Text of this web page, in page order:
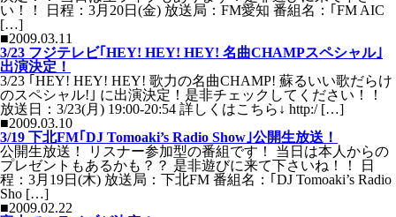
い！！ 日程：3月20日(金) 放送局：FM愛知 番組名：｢FM AIC
[…]
■2009.03.11
3/23 フジテレビ｢HEY! HEY! HEY! 名曲CHAMPスペシャル｣
出演決定！
3/23 ｢HEY! HEY! HEY! 歌力の名曲CHAMP! 蘇るいい歌だらけ
のスペシャル!｣ に出演決定！是非チェックしてください！！
放送日：3/23(月) 19:00-20:54 詳しくはこちら↓ http:/ […]
■2009.03.10
3/19 下北FM｢DJ Tomoaki’s Radio Show｣公開生放送！
公開生放送！ リスナー参加型の番組です！ 当日は本人からの
プレゼントもあるかも？？ 是非遊びに来て下さいね！！ 日
程：3月19日(木) 放送局：下北FM 番組名：｢DJ Tomoaki’s Radio
Sho […]
■2009.02.22